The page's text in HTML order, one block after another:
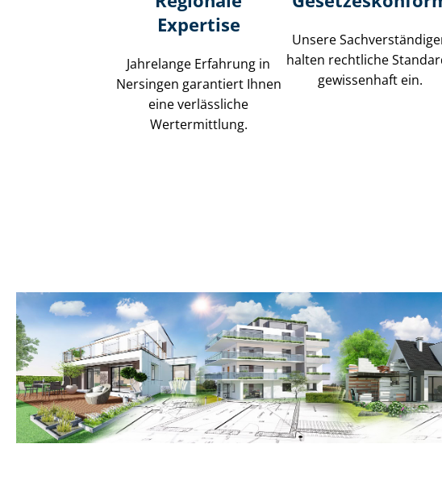
Expertise
Jahrelange Erfahrung in
Nersingen garantiert Ihnen
eine verlässliche
Wertermittlung.
Unsere
halten rechtliche
gewissenhaft ein.